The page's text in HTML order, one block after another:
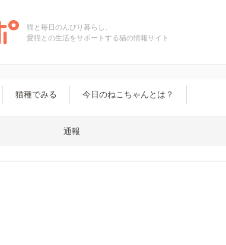
猫と毎日のんびり暮らし。
愛猫との生活をサポートする猫の情報サイト
猫種でみる 今日のねこちゃんとは？
通報